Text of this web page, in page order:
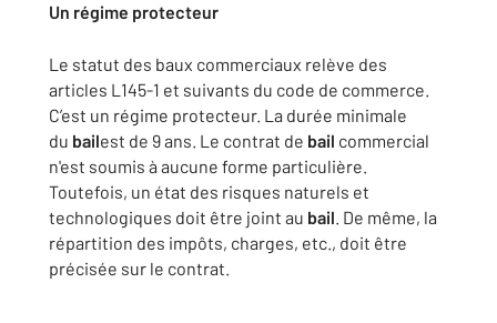
Un régime protecteur
Le statut des baux commerciaux relève des
articles L145-1 et suivants du code de commerce.
C’est un régime protecteur. La durée minimale
du bailest de 9 ans. Le contrat de bail commercial
n'est soumis à aucune forme particulière.
Toutefois, un état des risques naturels et
technologiques doit être joint au bail. De même, la
répartition des impôts, charges, etc., doit être
précisée sur le contrat.